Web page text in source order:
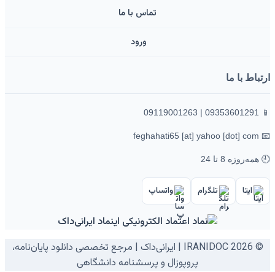
تماس با ما
ورود ‌
ارتباط با ما
📱 09353601291 | 09119001263
📧 feghahati65 [at] yahoo [dot] com
🕘 همه‌روزه 8 تا 24
ایتا تلگرام واتساپ
© 2026 IRANIDOC | ایرانی‌داک | مرجع تخصصی دانلود پایان‌نامه،
پروپوزال و پرسشنامه دانشگاهی